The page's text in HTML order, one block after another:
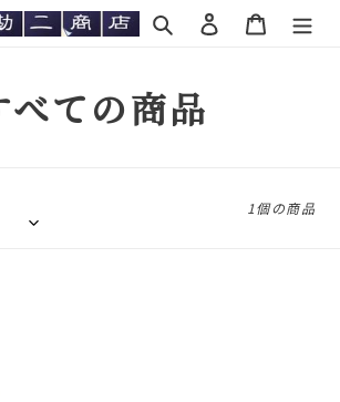
検索 ログインカート
べての商品
1個の商品